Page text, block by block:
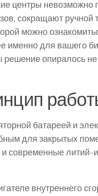
центры невозможно
сокращают ручной
можно
именно для вашего
опиралось
батареей и
для закрытых
современные литий-
внутреннего